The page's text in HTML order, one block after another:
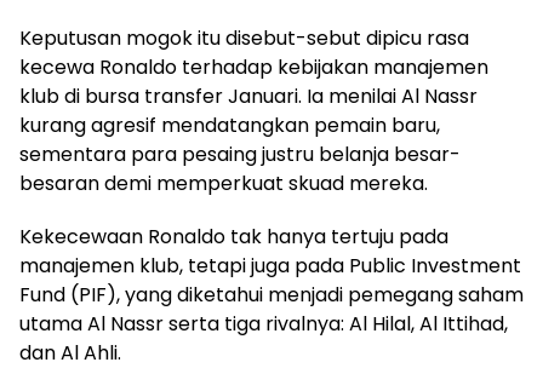
Keputusan mogok itu disebut-sebut dipicu rasa
kecewa Ronaldo terhadap kebijakan manajemen
klub di bursa transfer Januari. Ia menilai Al Nassr
kurang agresif mendatangkan pemain baru,
sementara para pesaing justru belanja besar-
besaran demi memperkuat skuad mereka.
Kekecewaan Ronaldo tak hanya tertuju pada
manajemen klub, tetapi juga pada Public Investment
Fund (PIF), yang diketahui menjadi pemegang saham
utama Al Nassr serta tiga rivalnya: Al Hilal, Al Ittihad,
dan Al Ahli.